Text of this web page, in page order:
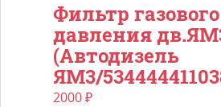
Фильтр
давления
(Автодизель
ЯМ3/
2000₽